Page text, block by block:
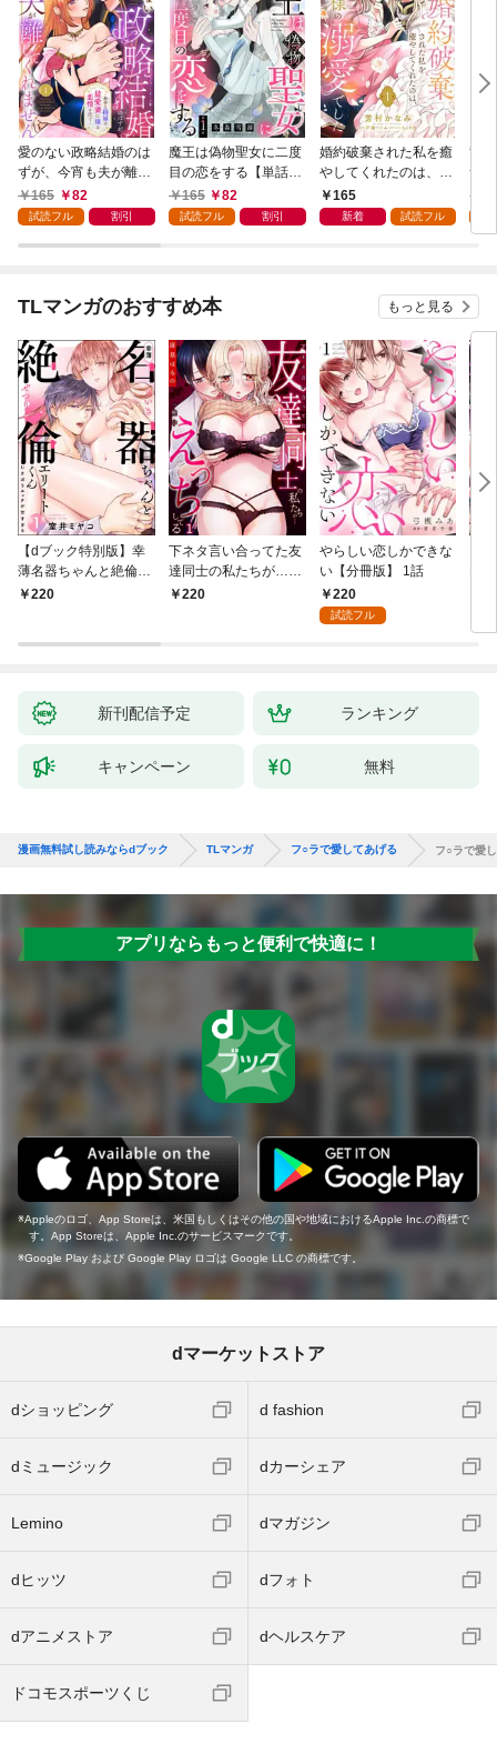
愛のない政略結婚のは
ずが、今宵も夫が離し
てくれません～無骨な
将軍は最愛妻に滾る恋
1話
165 82
試読フル 割引
魔王は偽物聖女に二度
目の恋をする【単話
売】 1話
165 82
試読フル 割引
婚約破棄された私を癒
やしてくれたのは、不
器用王子様の溺愛でし
た【単話売】 1話
165
新着 試読フル
竜
つ
な
TLマンガのおすすめ本 もっと見る
【dブック特別版】幸
薄名器ちゃんと絶倫エ
リートくん むさぼりエ
220
下ネタ言い合ってた友
達同士の私たちが…一
晩中えっちしてる【TL
220
やらしい恋しかできな
い【分冊版】 1話
220
試読フル
な
た
新刊配信予定 ランキング
キャンペーン 無料
漫画無料試し読みならdブック TLマンガ フ○ラで愛してあげる フ○ラで愛
アプリならもっと便利で快適に！
Appleのロゴ、App Storeは、米国もしくはその他の国や地域におけるApple Inc.の商標で
す。App Storeは、Apple Inc.のサービスマークです。
Google Play および Google Play ロゴは Google LLC の商標です。
dマーケットストア
dショッピング d fashion
dミュージック dカーシェア
Lemino dマガジン
dヒッツ dフォト
dアニメストア dヘルスケア
ドコモスポーツくじ